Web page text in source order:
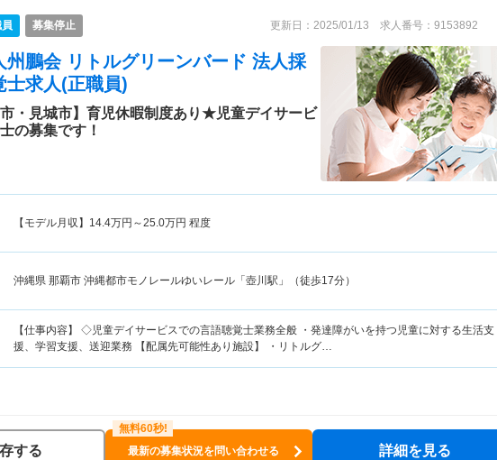
募集停止 更新日：2025/01/13 求人番号：9153892
州鵬会 リトルグリーンバード 法人採
士求人(正職員)
市・見城市】育児休暇制度あり★児童デイサービ
の募集です！
【モデル月収】 14.4万円～25.0万円 程度
沖縄県 那覇市 沖縄都市モノレールゆいレール「壺川駅」（徒歩17分）
【仕事内容】 ◇児童デイサービスでの言語聴覚士業務全般 ・発達障がいを持つ児童に対する生活支
援、学習支援、送迎業務 【配属先可能性あり施設】 ・リトルグ…
する 最新の募集状況を問い合わせる 詳細を見る